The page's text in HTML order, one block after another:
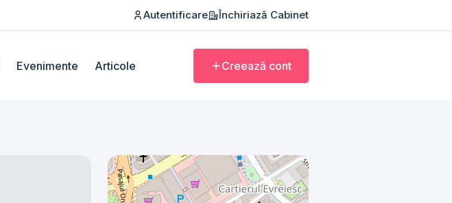
Autentificare Închiriază Cabinet
Evenimente Articole Creează cont